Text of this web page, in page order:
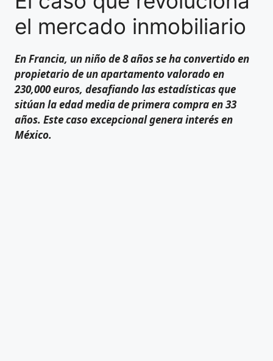
el mercado inmobiliario
En Francia, un niño de 8 años se ha convertido en
propietario de un apartamento valorado en
230,000 euros, desafiando las estadísticas que
sitúan la edad media de primera compra en 33
años. Este caso excepcional genera interés en
México.